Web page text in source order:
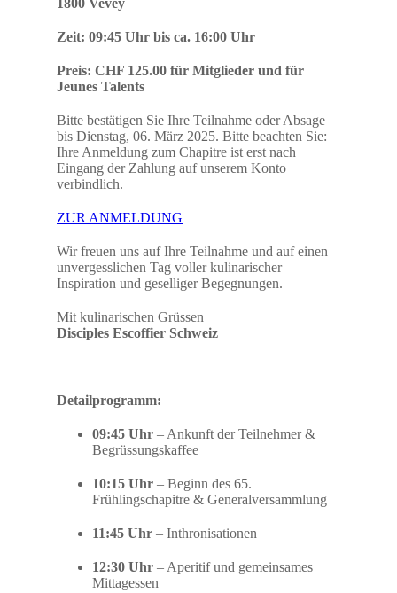
Zeit: 09:45 Uhr bis ca. 16:00 Uhr
Preis: CHF 125.00 für Mitglieder und für
Jeunes Talents
Bitte bestätigen Sie Ihre Teilnahme oder Absage
bis Dienstag, 06. März 2025. Bitte beachten Sie:
Ihre Anmeldung zum Chapitre ist erst nach
Eingang der Zahlung auf unserem Konto
verbindlich.
ZUR ANMELDUNG
Wir freuen uns auf Ihre Teilnahme und auf einen
unvergesslichen Tag voller kulinarischer
Inspiration und geselliger Begegnungen.
Mit kulinarischen Grüssen
Disciples Escoffier Schweiz
Detailprogramm:
09:45 Uhr – Ankunft der Teilnehmer &
Begrüssungskaffee
10:15 Uhr – Beginn des 65.
Frühlingschapitre & Generalversammlung
11:45 Uhr – Inthronisationen
12:30 Uhr – Aperitif und gemeinsames
Mittagessen